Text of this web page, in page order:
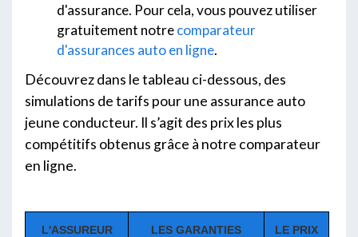
d'assurance. Pour cela, vous pouvez utiliser
gratuitement notrecomparateur
d'assurances auto en ligne.
Découvrez dans le tableau ci-dessous, des
simulations de tarifs pour une assurance auto
jeune conducteur. Il s’agit des prix les plus
compétitifs obtenus grâce à notre comparateur
en ligne.
L'ASSUREUR LES GARANTIES LE PRIX